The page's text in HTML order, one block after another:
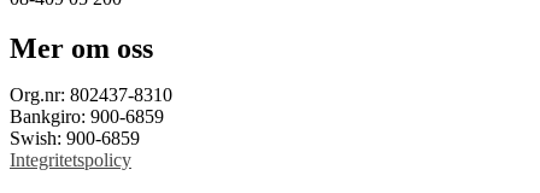
Mer om oss
Org.nr: 802437-8310
Bankgiro: 900-6859
Swish: 900-6859
Integritetspolicy